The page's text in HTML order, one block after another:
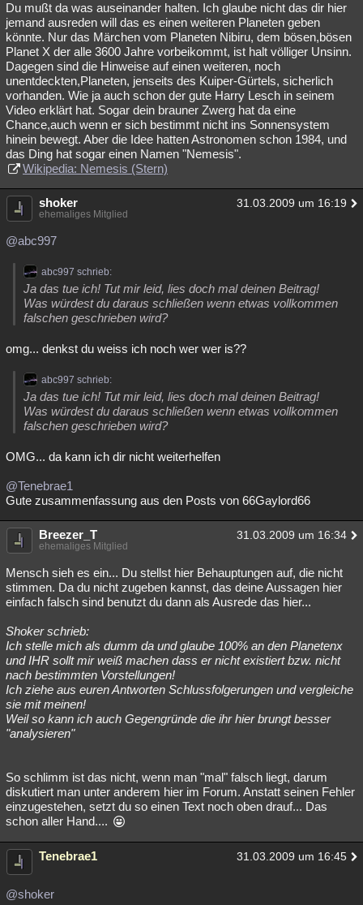
Du mußt da was auseinander halten. Ich glaube nicht das dir hier
jemand ausreden will das es einen weiteren Planeten geben
könnte. Nur das Märchen vom Planeten Nibiru, dem bösen,bösen
Planet X der alle 3600 Jahre vorbeikommt, ist halt völliger Unsinn.
Dagegen sind die Hinweise auf einen weiteren, noch
unentdeckten,Planeten, jenseits des Kuiper-Gürtels, sicherlich
vorhanden. Wie ja auch schon der gute Harry Lesch in seinem
Video erklärt hat. Sogar dein brauner Zwerg hat da eine
Chance,auch wenn er sich bestimmt nicht ins Sonnensystem
hinein bewegt. Aber die Idee hatten Astronomen schon 1984, und
das Ding hat sogar einen Namen "Nemesis".
Wikipedia: Nemesis (Stern)
shoker 31.03.2009 um 16:19
ehemaliges Mitglied
@abc997
abc997 schrieb:
Ja das tue ich! Tut mir leid, lies doch mal deinen Beitrag!
Was würdest du daraus schließen wenn etwas vollkommen
falschen geschrieben wird?
omg... denkst du weiss ich noch wer wer is??
abc997 schrieb:
Ja das tue ich! Tut mir leid, lies doch mal deinen Beitrag!
Was würdest du daraus schließen wenn etwas vollkommen
falschen geschrieben wird?
OMG... da kann ich dir nicht weiterhelfen
@Tenebrae1
Gute zusammenfassung aus den Posts von 66Gaylord66
Breezer_T 31.03.2009 um 16:34
ehemaliges Mitglied
Mensch sieh es ein... Du stellst hier Behauptungen auf, die nicht
stimmen. Da du nicht zugeben kannst, das deine Aussagen hier
einfach falsch sind benutzt du dann als Ausrede das hier...
Shoker schrieb:
Ich stelle mich als dumm da und glaube 100% an den Planetenx
und IHR sollt mir weiß machen dass er nicht existiert bzw. nicht
nach bestimmten Vorstellungen!
Ich ziehe aus euren Antworten Schlussfolgerungen und vergleiche
sie mit meinen!
Weil so kann ich auch Gegengründe die ihr hier brungt besser
"analysieren"
So schlimm ist das nicht, wenn man "mal" falsch liegt, darum
diskutiert man unter anderem hier im Forum. Anstatt seinen Fehler
einzugestehen, setzt du so einen Text noch oben drauf... Das
schon aller Hand....
Tenebrae1 31.03.2009 um 16:45
@shoker